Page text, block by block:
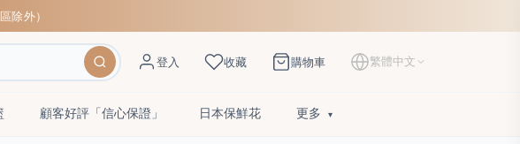
除外）
登入 收藏 購物車 繁體中文
顧客好評「信心保證」 日本保鮮花 更多